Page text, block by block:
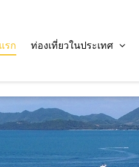
รก ท่องเที่ยวในประเทศ